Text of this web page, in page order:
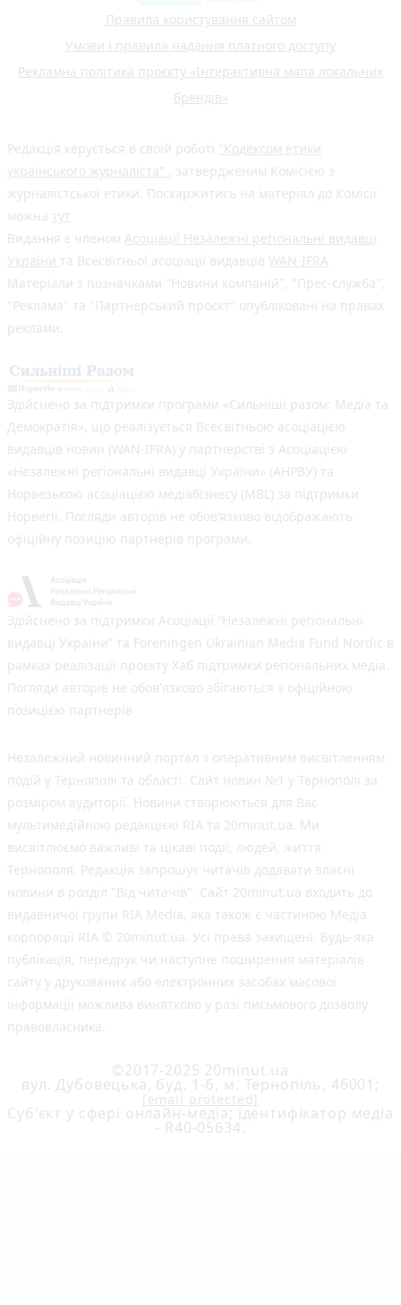
Правила користування сайтом
Умови і правила надання платного доступу
Рекламна політика проєкту «Інтерактивна мапа локальних
брендів»
Редакція керується в своїй роботі "Кодексом етики
українського журналіста"
, затвердженим Комісією з
журналістської етики. Поскаржитись на матеріал до Комісії
можна тут
Видання є членом Асоціації Незалежні регіональні видавці
України та Всесвітньої асоціації видавців WAN-IFRA
Матеріали з позначками "Новини компаній", "Прес-служба",
"Реклама" та "Партнерський проєкт" опубліковані на правах
реклами.
Здійснено за підтримки програми «Сильніші разом: Медіа та
Демократія», що реалізується Всесвітньою асоціацією
видавців новин (WAN-IFRA) у партнерстві з Асоціацією
«Незалежні регіональні видавці України» (АНРВУ) та
Норвезькою асоціацією медіабізнесу (MBL) за підтримки
Норвегії. Погляди авторів не обов’язково відображають
офіційну позицію партнерів програми.
Здійснено за підтримки Асоціації “Незалежні регіональні
видавці України” та Foreningen Ukrainian Media Fund Nordic в
рамках реалізації проєкту Хаб підтримки регіональних медіа.
Погляди авторів не обов'язково збігаються з офіційною
позицією партнерів
Незалежний новинний портал з оперативним висвітленням
подій у Тернополі та області. Сайт новин №1 у Тернополі за
розміром аудиторії. Новини створюються для Вас
мультимедійною редакцією RIA та 20minut.ua. Ми
висвітлюємо важливі та цікаві події, людей, життя
Тернополя. Редакція запрошує читачів додавати власні
новини в розділ "Від читачів". Сайт 20minut.ua входить до
видавничої групи RIA Media, яка також є частиною Медіа
корпорації RIA © 20minut.ua. Усі права захищені. Будь-яка
публiкацiя, передрук чи наступне поширення матеріалів
сайту у друкованих або електронних засобах масової
інформації можлива винятково у разі письмового дозволу
правовласника.
©2017-2025 20minut.ua
вул. Дубовецька, буд. 1-б, м. Тернопіль, 46001;
[email protected]
Cуб'єкт у сфері онлайн-медіа; ідентифікатор медіа
- R40-05634.